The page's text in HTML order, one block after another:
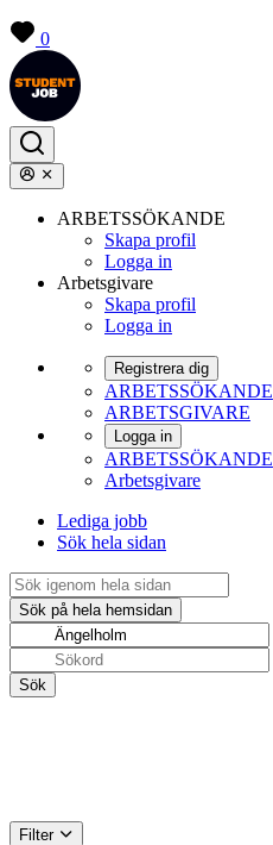
0
ARBETSSÖKANDE
Skapa profil
Logga in
Arbetsgivare
Skapa profil
Logga in
Registrera dig
ARBETSSÖKANDE
ARBETSGIVARE
Logga in
ARBETSSÖKANDE
Arbetsgivare
Lediga jobb
Sök hela sidan
Filter